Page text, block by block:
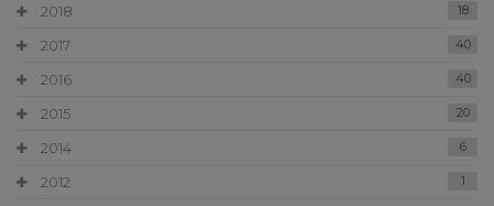
2018 18
2017 40
2016 40
2015 20
2014 6
2012 1